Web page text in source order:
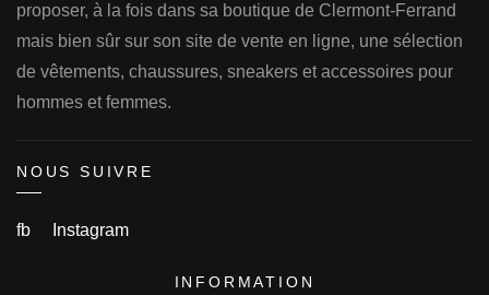
proposer, à la fois dans sa boutique de Clermont-Ferrand
mais bien sûr sur son site de vente en ligne, une sélection
de vêtements, chaussures, sneakers et accessoires pour
hommes et femmes.
NOUS SUIVRE
fb Instagram
INFORMATION